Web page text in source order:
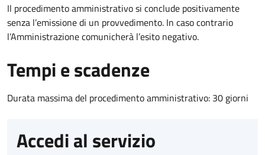
Il procedimento amministrativo si conclude positivamente
senza l’emissione di un provvedimento. In caso contrario
l’Amministrazione comunicherà l’esito negativo.
Tempi e scadenze
Durata massima del procedimento amministrativo: 30 giorni
Accedi al servizio